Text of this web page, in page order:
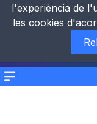
Menu
l'experiència de
les cookies